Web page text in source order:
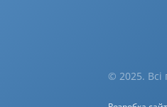
© 2025. Всі